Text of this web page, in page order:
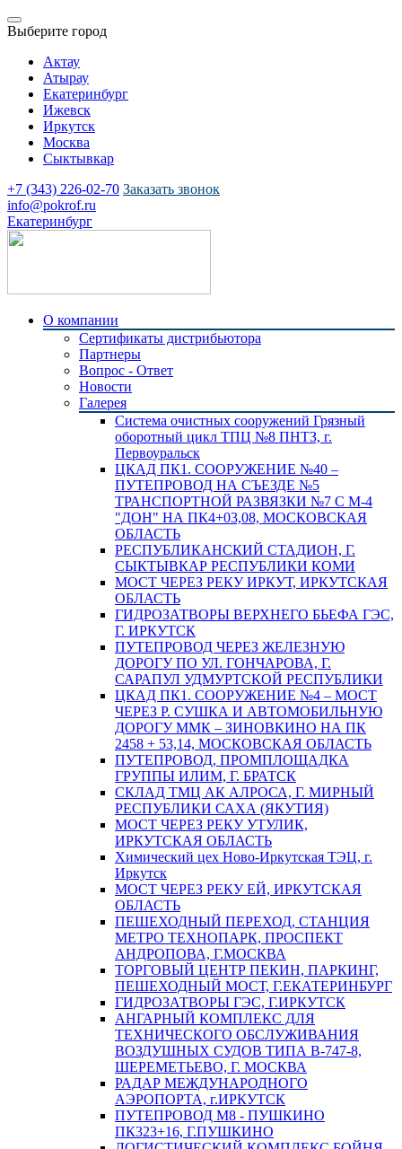
Выберите город
Актау
Атырау
Екатеринбург
Ижевск
Иркутск
Москва
Сыктывкар
+7 (343) 226-02-70 Заказать звонок
info@pokrof.ru
Екатеринбург
О компании
Сертификаты дистрибьютора
Партнеры
Вопрос - Ответ
Новости
Галерея
Система очистных сооружений Грязный
оборотный цикл ТПЦ №8 ПНТЗ, г.
Первоуральск
ЦКАД ПК1. СООРУЖЕНИЕ №40 –
ПУТЕПРОВОД НА СЪЕЗДЕ №5
ТРАНСПОРТНОЙ РАЗВЯЗКИ №7 С М-4
"ДОН" НА ПК4+03,08, МОСКОВСКАЯ
ОБЛАСТЬ
РЕСПУБЛИКАНСКИЙ СТАДИОН, Г.
СЫКТЫВКАР РЕСПУБЛИКИ КОМИ
МОСТ ЧЕРЕЗ РЕКУ ИРКУТ, ИРКУТСКАЯ
ОБЛАСТЬ
ГИДРОЗАТВОРЫ ВЕРХНЕГО БЬЕФА ГЭС,
Г. ИРКУТСК
ПУТЕПРОВОД ЧЕРЕЗ ЖЕЛЕЗНУЮ
ДОРОГУ ПО УЛ. ГОНЧАРОВА, Г.
САРАПУЛ УДМУРТСКОЙ РЕСПУБЛИКИ
ЦКАД ПК1. СООРУЖЕНИЕ №4 – МОСТ
ЧЕРЕЗ Р. СУШКА И АВТОМОБИЛЬНУЮ
ДОРОГУ ММК – ЗИНОВКИНО НА ПК
2458 + 53,14, МОСКОВСКАЯ ОБЛАСТЬ
ПУТЕПРОВОД, ПРОМПЛОЩАДКА
ГРУППЫ ИЛИМ, Г. БРАТСК
СКЛАД ТМЦ АК АЛРОСА, Г. МИРНЫЙ
РЕСПУБЛИКИ САХА (ЯКУТИЯ)
МОСТ ЧЕРЕЗ РЕКУ УТУЛИК,
ИРКУТСКАЯ ОБЛАСТЬ
Химический цех Ново-Иркутская ТЭЦ, г.
Иркутск
МОСТ ЧЕРЕЗ РЕКУ ЕЙ, ИРКУТСКАЯ
ОБЛАСТЬ
ПЕШЕХОДНЫЙ ПЕРЕХОД, СТАНЦИЯ
МЕТРО ТЕХНОПАРК, ПРОСПЕКТ
АНДРОПОВА, Г.МОСКВА
ТОРГОВЫЙ ЦЕНТР ПЕКИН, ПАРКИНГ,
ПЕШЕХОДНЫЙ МОСТ, Г.ЕКАТЕРИНБУРГ
ГИДРОЗАТВОРЫ ГЭС, Г.ИРКУТСК
АНГАРНЫЙ КОМПЛЕКС ДЛЯ
ТЕХНИЧЕСКОГО ОБСЛУЖИВАНИЯ
ВОЗДУШНЫХ СУДОВ ТИПА В-747-8,
ШЕРЕМЕТЬЕВО, Г. МОСКВА
РАДАР МЕЖДУНАРОДНОГО
АЭРОПОРТА, г.ИРКУТСК
ПУТЕПРОВОД М8 - ПУШКИНО
ПК323+16, Г.ПУШКИНО